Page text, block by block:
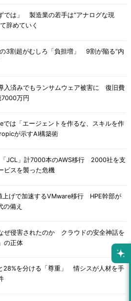
では」 製造業の若手は“アナログな現
辞めていく
3割超がむしろ「負担増」 9割が陥る“内
入済みでもランサムウェア被害に 復旧費
7000万円
では「エージェントを作るな、スキルを作
が示すAI構築術
「JCL」計7000本のAWS移行 2000社を支
ビスを襲った危機
上げで加速するVMware移行 HPE幹部が
の備え
ぜ侵害されたのか クラウドの安全神話を
の正体
28%を分ける「尊重」 情シスが人材を手